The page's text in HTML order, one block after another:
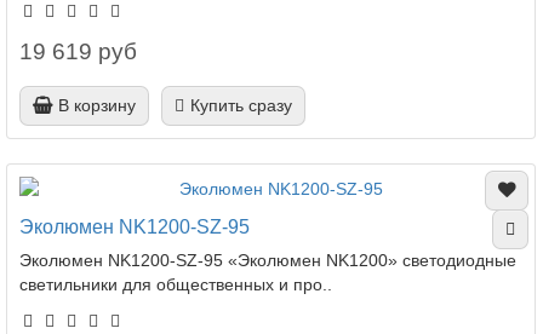
19 619 руб
В корзину Купить сразу
Эколюмен NK1200-SZ-95
Эколюмен NK1200-SZ-95 «Эколюмен NK1200» светодиодные
светильники для общественных и про..